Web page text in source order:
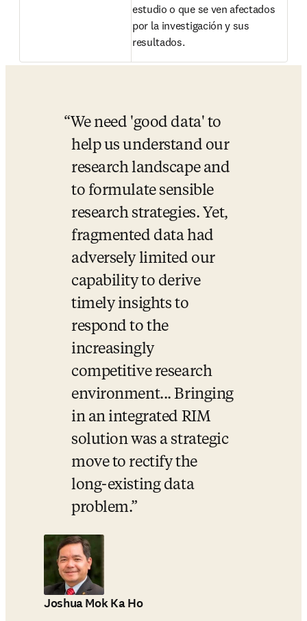
estudio o que se ven afectados
por la investigación y sus
resultados.
We need 'good data' to
help us understand our
research landscape and
to formulate sensible
research strategies. Yet,
fragmented data had
adversely limited our
capability to derive
timely insights to
respond to the
increasingly
competitive research
environment... Bringing
in an integrated RIM
solution was a strategic
move to rectify the
long-existing data
problem.
Joshua Mok Ka Ho